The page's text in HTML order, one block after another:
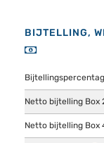
BIJTELLING,
Netto bijtelling Box
Netto bijtelling Box